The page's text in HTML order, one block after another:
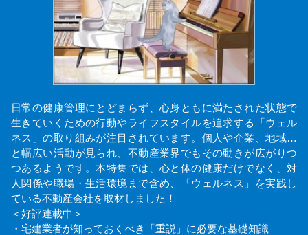
日常の健康管理にとどまらず、心身ともに満たされた状態で
生きていくための行動やライフスタイルを追求する「ウェル
ネス」の取り組みが注目されています。個人や企業、地域…
と幅広い活動が見られ、不動産業界でもその動きが広がりつ
つあるようです。本特集では、心と体の健康だけでなく、対
人関係や職場・生活環境まで含め、「ウェルネス」を実践し
ている不動産会社を取材しました！
＜好評連載中＞
・宅建業者が知っておくべき「重説」に必要な基礎知識